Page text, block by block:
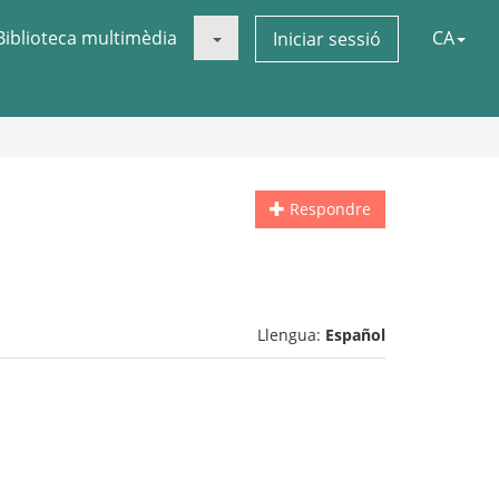
multimèdia Iniciar sessió CA
Respondre
Llengua: Español